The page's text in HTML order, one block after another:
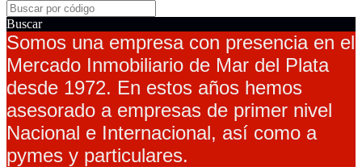
Buscar
Somos una empresa con presencia en el
Mercado Inmobiliario de Mar del Plata
desde 1972. En estos años hemos
asesorado a empresas de primer nivel
Nacional e Internacional, así como a
pymes y particulares.